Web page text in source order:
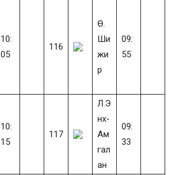
10:
05
116
Ө.
Ши
жи
р
09:
55
10:
15
117
Л.Э
нх-
Ам
гал
ан
09:
33